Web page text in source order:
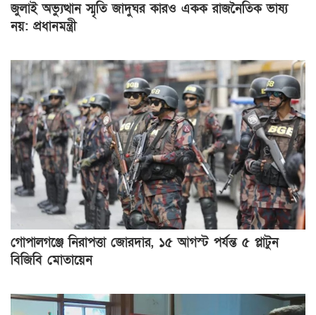
জুলাই অভ্যুত্থান স্মৃতি জাদুঘর কারও একক রাজনৈতিক ভাষ্য
নয়: প্রধানমন্ত্রী
গোপালগঞ্জে নিরাপত্তা জোরদার, ১৫ আগস্ট পর্যন্ত ৫ প্লাটুন
বিজিবি মোতায়েন